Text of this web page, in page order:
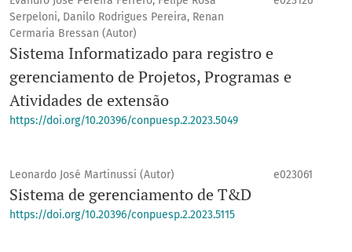
Serpeloni, Danilo Rodrigues Pereira, Renan
Cermaria Bressan (Autor)
Sistema Informatizado para registro e
gerenciamento de Projetos, Programas e
Atividades de extensão
https://doi.org/10.20396/conpuesp.2.2023.5049
Leonardo José Martinussi (Autor) e023061
Sistema de gerenciamento de T&D
https://doi.org/10.20396/conpuesp.2.2023.5115